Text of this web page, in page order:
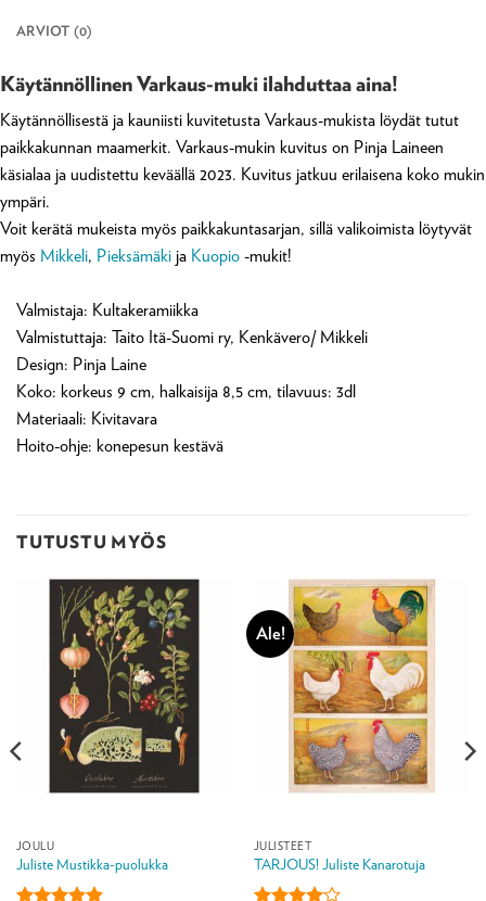
ARVIOT (0)
Käytännöllinen Varkaus-muki ilahduttaa aina!
Käytännöllisestä ja kauniisti kuvitetusta Varkaus-mukista löydät tutut
paikkakunnan maamerkit. Varkaus-mukin kuvitus on Pinja Laineen
käsialaa ja uudistettu keväällä 2023. Kuvitus jatkuu erilaisena koko mukin
ympäri.
Voit kerätä mukeista myös paikkakuntasarjan, sillä valikoimista löytyvät
myös Mikkeli, Pieksämäki ja Kuopio -mukit!
Valmistaja: Kultakeramiikka
Valmistuttaja: Taito Itä-Suomi ry, Kenkävero/ Mikkeli
Design: Pinja Laine
Koko: korkeus 9 cm, halkaisija 8,5 cm, tilavuus: 3dl
Materiaali: Kivitavara
Hoito-ohje: konepesun kestävä
TUTUSTU MYÖS
JOULU
Juliste Mustikka-puolukka
Ale!
JULISTEET
TARJOUS! Juliste Kanarotuja